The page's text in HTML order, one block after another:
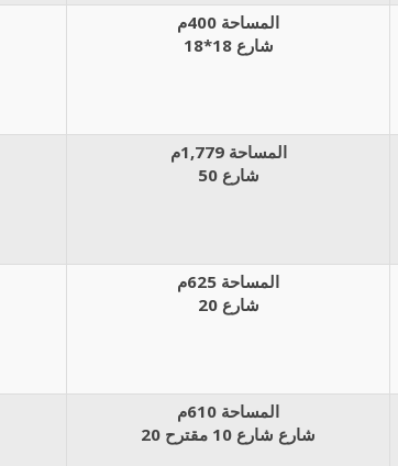
المساحة 400م
شارع 18*18
المساحة 1,779م
شارع 50
المساحة 625م
شارع 20
المساحة 610م
شارع شارع 10 مقترح 20